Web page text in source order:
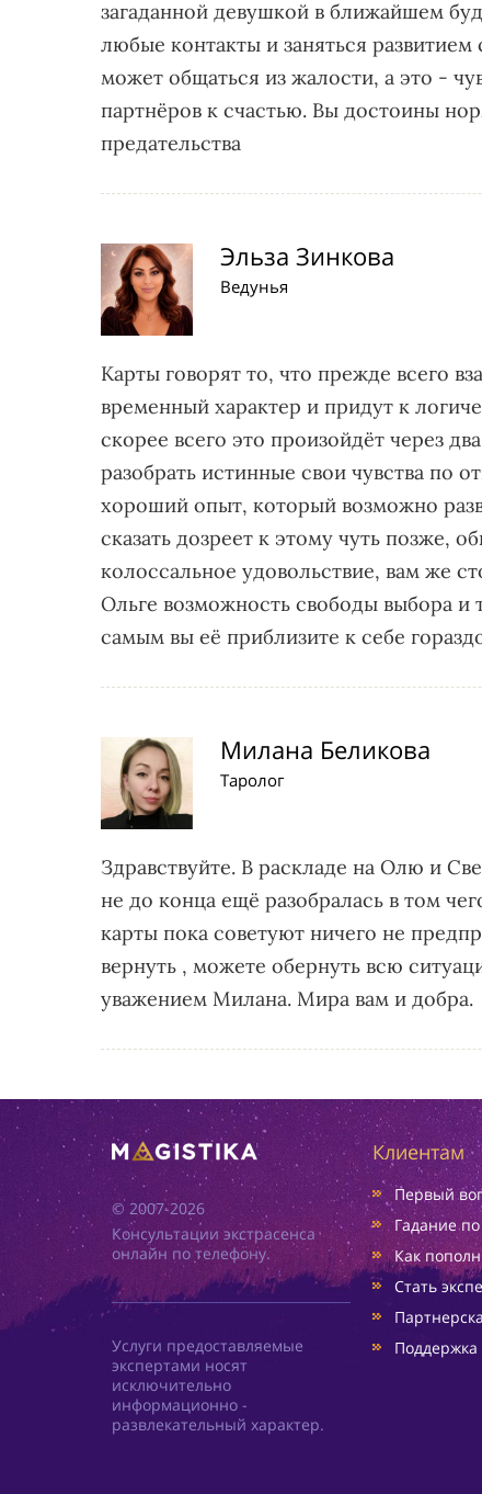
загаданной девушкой в ближайшем
любые контакты и заняться
может общаться из жалости, а это -
партнёров к счастью. Вы достоины
предательства
Эльза Зинкова
Ведунья
Карты говорят то, что прежде всего
временный характер и придут к
скорее всего это произойдёт через
разобрать истинные свои чувства по
хороший опыт, который возможно
сказать дозреет к этому чуть позже,
колоссальное удовольствие, вам же
Ольге возможность свободы выбора и
самым вы её приблизите к себе
Милана Беликова
Таролог
Здравствуйте. В раскладе на Олю и
не до конца ещё разобралась в том
карты пока советуют ничего не
вернуть , можете обернуть всю
уважением Милана. Мира вам и добра.
© 2007-2026
Консультации экстрасенса
онлайн по телефону.
Услуги предоставляемые
экспертами носят
исключительно
информационно -
развлекательный характер.
Клиентам
Первый
Гадание
Как
Стать
Поддержка